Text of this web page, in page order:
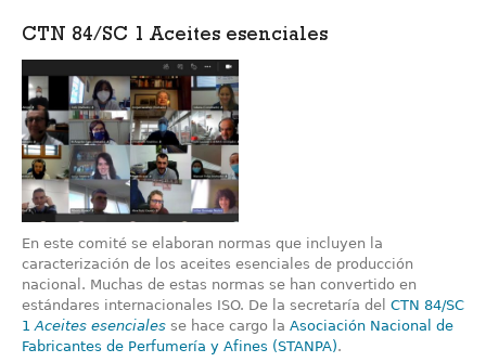
CTN 84/SC 1 Aceites esenciales
En este comité se elaboran normas que incluyen la
caracterización de los aceites esenciales de producción
nacional. Muchas de estas normas se han convertido en
estándares internacionales ISO. De la secretaría del CTN 84/SC
1Aceites esenciales se hace cargo la Asociación Nacional de
Fabricantes de Perfumería y Afines (STANPA).